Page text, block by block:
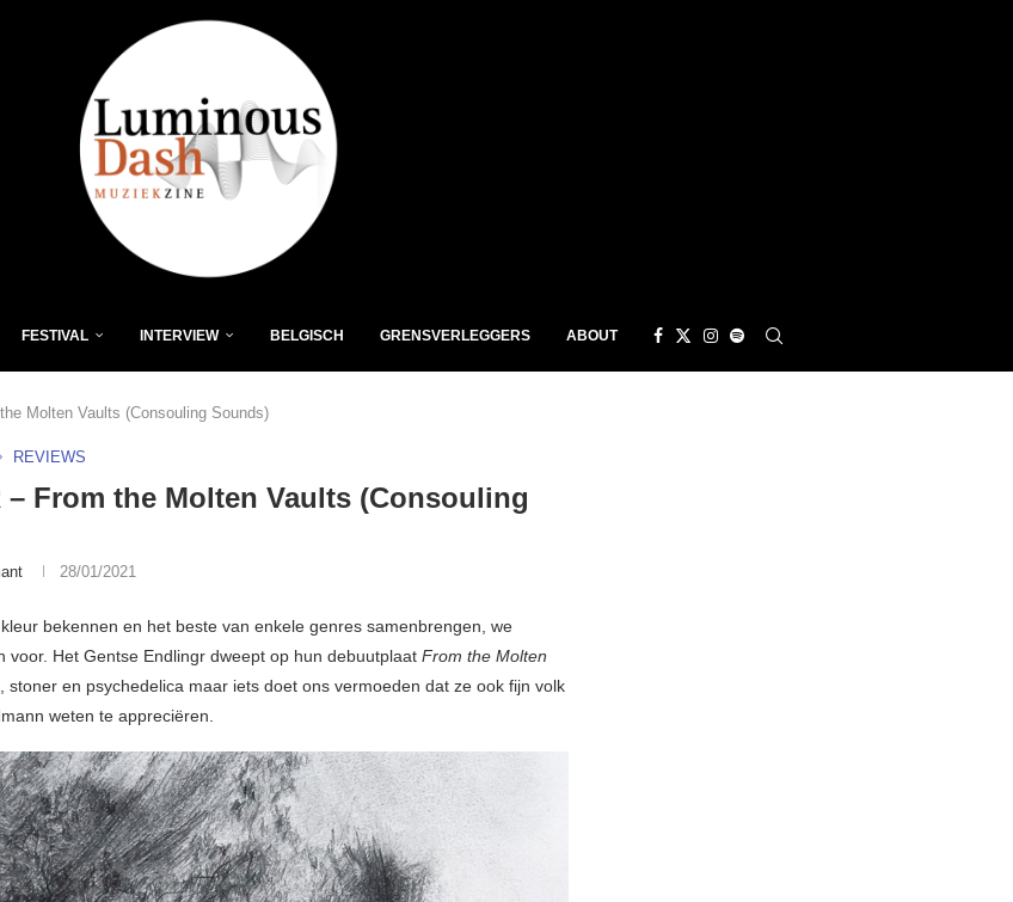
FESTIVAL INTERVIEW BELGISCH GRENSVERLEGGERS ABOUT
Molten Vaults (Consouling Sounds)
REVIEWS
– From the Molten Vaults (Consouling
28/01/2021
bekennen en het beste van enkele genres samenbrengen, we
voor. Het Gentse Endlingr dweept op hun debuutplaat From the Molten
stoner en psychedelica maar iets doet ons vermoeden dat ze ook fijn volk
weten te appreciëren.